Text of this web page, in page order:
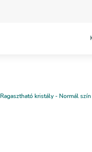
Ragasztható kristály - Normál szín